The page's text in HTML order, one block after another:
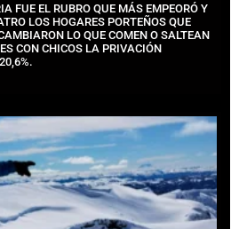
FUE EL RUBRO QUE MÁS EMPEORÓ Y
LOS HOGARES PORTEÑOS QUE
LO QUE COMEN O SALTEAN
CON CHICOS LA PRIVACIÓN